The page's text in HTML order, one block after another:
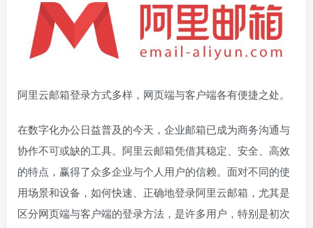
阿里云邮箱登录方式多样，网页端与客户端各有便捷之处。
在数字化办公日益普及的今天，企业邮箱已成为商务沟通与
协作不可或缺的工具。阿里云邮箱凭借其稳定、安全、高效
的特点，赢得了众多企业与个人用户的信赖。面对不同的使
用场景和设备，如何快速、正确地登录阿里云邮箱，尤其是
区分网页端与客户端的登录方法，是许多用户，特别是初次